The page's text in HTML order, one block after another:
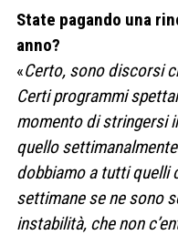
State pagando una
anno?
«Certo, sono discorsi
Certi programmi
momento di stringersi
quello
dobbiamo a tutti quelli
settimane se ne sono
instabilità, che non